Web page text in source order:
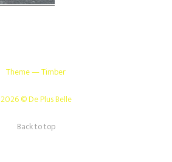
Theme — Timber
2026 © De Plus Belle
Back to top